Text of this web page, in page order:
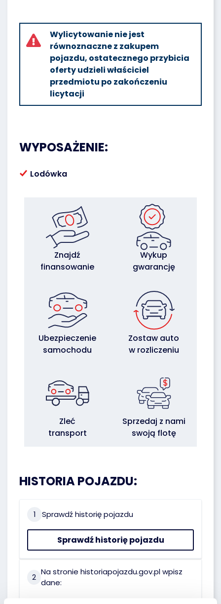
Wylicytowanie nie jest
równoznaczne z zakupem
pojazdu, ostatecznego przybicia
oferty udzieli właściciel
przedmiotu po zakończeniu
licytacji
WYPOSAŻENIE:
Lodówka
Znajdź
finansowanie
Wykup
gwarancję
Ubezpieczenie
samochodu
Zostaw auto
w rozliczeniu
Zleć
transport
Sprzedaj z nami
swoją flotę
HISTORIA POJAZDU:
1 Sprawdź historię pojazdu
Sprawdź historię pojazdu
2
Na stronie historiapojazdu.gov.pl wpisz
dane: